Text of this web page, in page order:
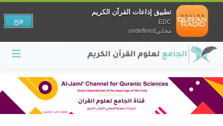
تطبيق إذاعات القرآن الكريم
EDC
مجانيundefined
فتح